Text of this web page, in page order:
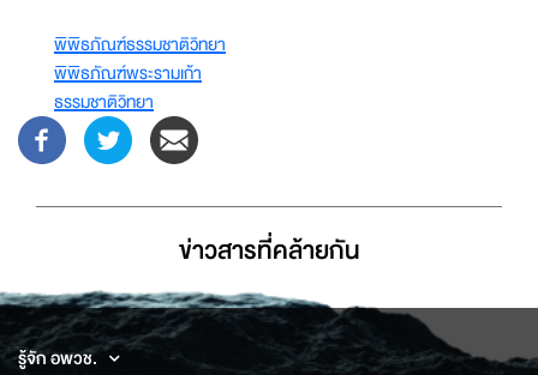
พิพิธภัณฑ์ธรรมชาติวิทยา
พิพิธภัณฑ์พระรามเก้า
ธรรมชาติวิทยา
ข่าวสารที่่คล้ายกัน
รู้จัก อพวช.